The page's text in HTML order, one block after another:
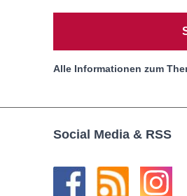
Alle Informationen zum
Social Media & RSS